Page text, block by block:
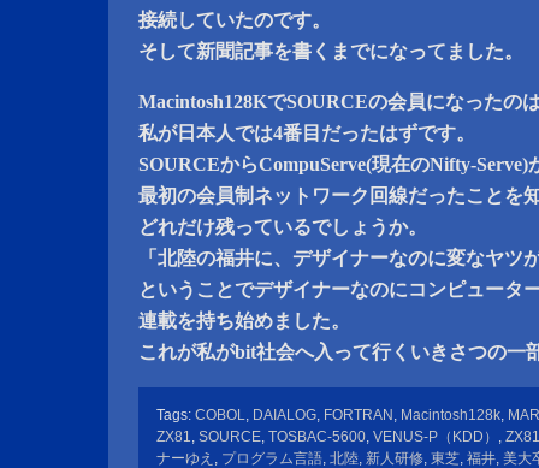
接続していたのです。
そして新聞記事を書くまでになってました。
Macintosh128KでSOURCEの会員になったの
私が日本人では4番目だったはずです。
SOURCEからCompuServe(現在のNifty-Serve)
最初の会員制ネットワーク回線だったことを
どれだけ残っているでしょうか。
「北陸の福井に、デザイナーなのに変なヤツ
ということでデザイナーなのにコンピュータ
連載を持ち始めました。
これが私がbit社会へ入って行くいきさつの一
Tags: COBOL, DAIALOG, FORTRAN , Macintosh128k,
ZX81, SOURCE, TOSBAC-5600, VENUS-P（KDD） , ZX81
ナーゆえ , プログラム言語, 北陸, 新人研修, 東芝, 福井, 美大